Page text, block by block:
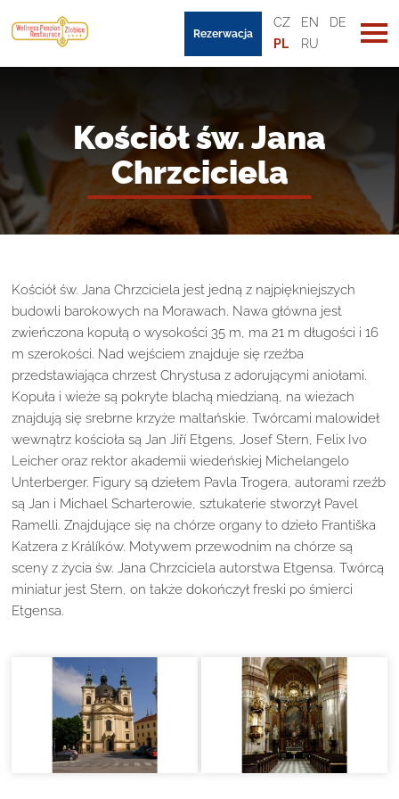
Rezerwacja
CZ EN
DE
PL
RU
Kościół św. Jana
Chrzciciela
Kościół św. Jana Chrzciciela jest jedną z najpiękniejszych
budowli barokowych na Morawach. Nawa główna jest
zwieńczona kopułą o wysokości 35 m, ma 21 m długości i 16
m szerokości. Nad wejściem znajduje się rzeźba
przedstawiająca chrzest Chrystusa z adorującymi aniołami.
Kopuła i wieże są pokryte blachą miedzianą, na wieżach
znajdują się srebrne krzyże maltańskie. Twórcami malowideł
wewnątrz kościoła są Jan Jiří Etgens, Josef Stern, Felix Ivo
Leicher oraz rektor akademii wiedeńskiej Michelangelo
Unterberger. Figury są dziełem Pavla Trogera, autorami rzeźb
są Jan i Michael Scharterowie, sztukaterie stworzył Pavel
Ramelli. Znajdujące się na chórze organy to dzieło Františka
Katzera z Králíków. Motywem przewodnim na chórze są
sceny z życia św. Jana Chrzciciela autorstwa Etgensa. Twórcą
miniatur jest Stern, on także dokończył freski po śmierci
Etgensa.